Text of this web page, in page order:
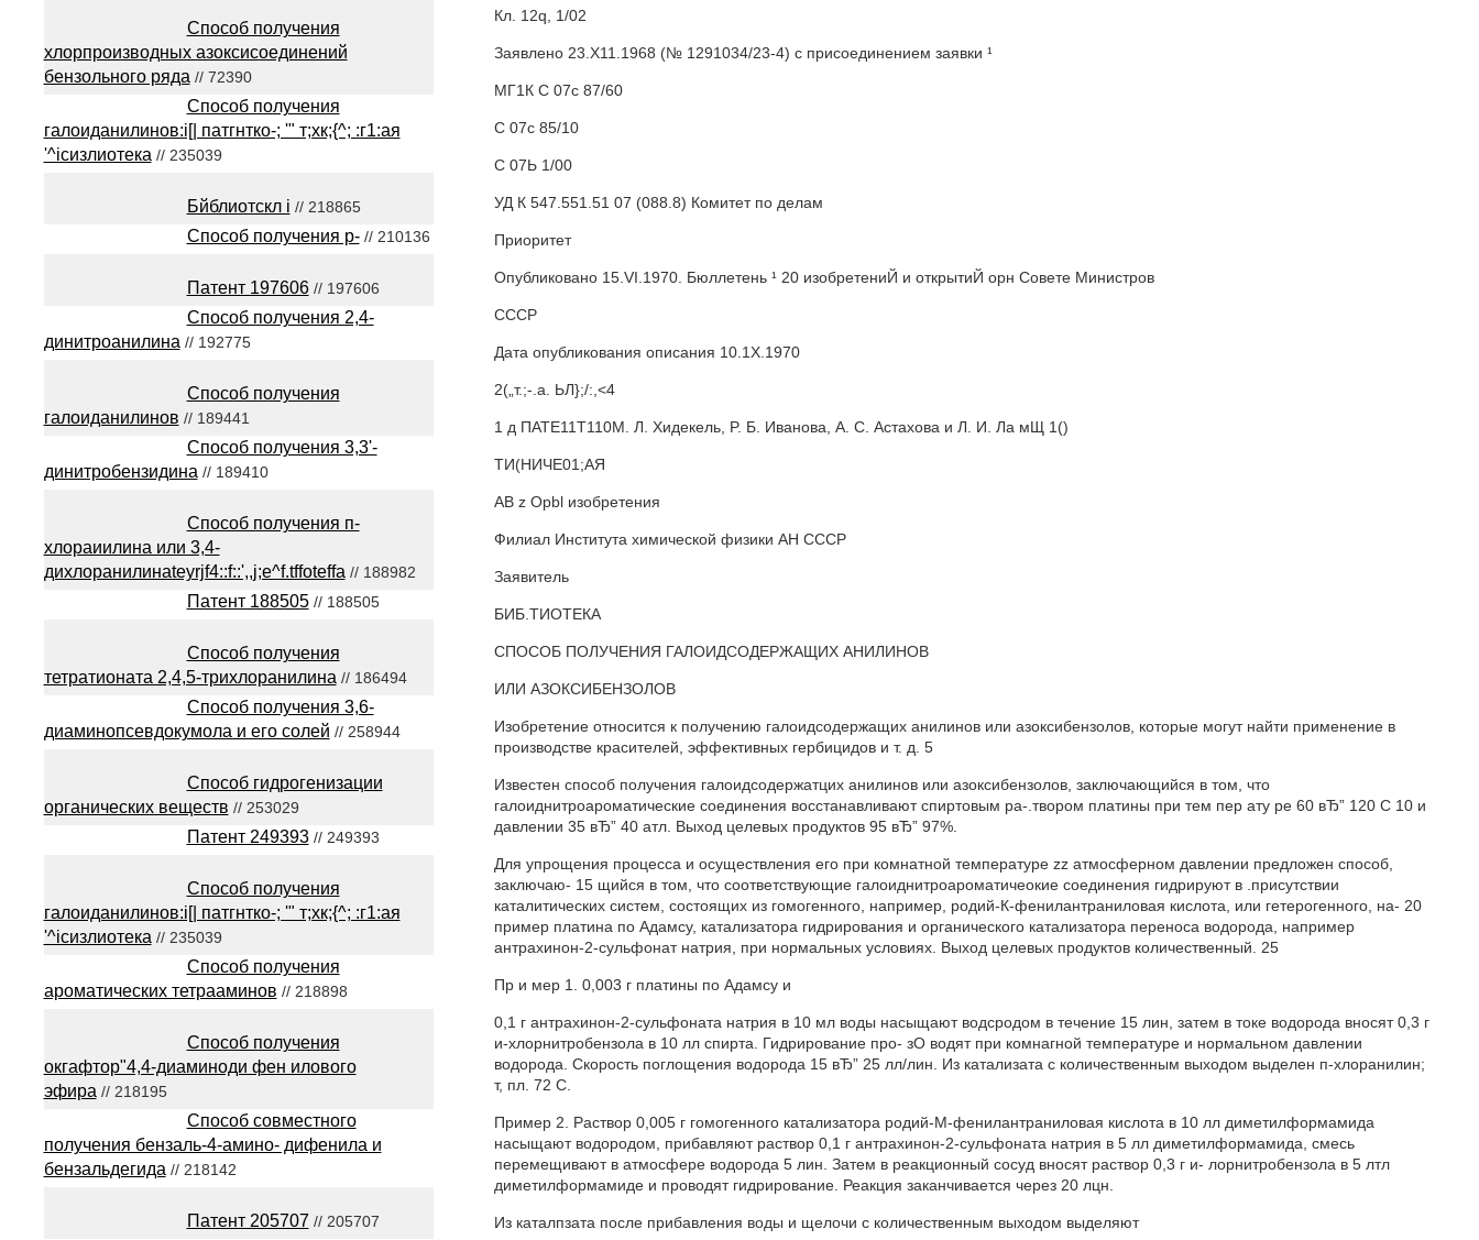
Кл. 12q, 1/02
Заявлено 23.Х11.1968 (№ 1291034/23-4) с присоединением заявки ¹
МГ1К С 07с 87/60
С 07с 85/10
С 07Ь 1/00
УД К 547.551.51 07 (088.8) Комитет по делам
Приоритет
Опубликовано 15.VI.1970. Бюллетень ¹ 20 изобретениЙ и открытиЙ орн Совете Министров
СССР
Дата опубликования описания 10.1Х.1970
2(„т.;-.а. ЬЛ};/:,<4
1 д ПАТЕ11Т110М. Л. Хидекель, P. Б. Иванова, А. С. Астахова и Л. И. Ла мЩ 1()
ТИ(НИЧЕ01;АЯ
AB z Opbl изобретения
Филиал Института химической физики АН СССР
Заявитель
БИБ.ТИОТЕКА
СПОСОБ ПОЛУЧЕНИЯ ГАЛОИДСОДЕРЖАЩИХ АНИЛИНОВ
ИЛИ АЗОКСИБЕНЗОЛОВ
Изобретение относится к получению галоидсодержащих анилинов или азоксибензолов, которые могут найти применение в
производстве красителей, эффективных гербицидов и т. д. 5
Известен способ получения галоидсодержатцих анилинов или азоксибензолов, заключающийся в том, что
галоиднитроароматические соединения восстанавливают спиртовым ра-.твором платины при тем пер ату ре 60 вЂ” 120 С 10 и
давлении 35 вЂ” 40 атл. Выход целевых продуктов 95 вЂ” 97%.
Для упрощения процесса и осуществления его при комнатной температуре zz атмосферном давлении предложен способ,
заключаю- 15 щийся в том, что соответствующие галоиднитроароматичеокие соединения гидрируют в .присутствии
каталитических систем, состоящих из гомогенного, например, родий-К-фенилантраниловая кислота, или гетерогенного, на- 20
пример платина по Адамсу, катализатора гидрирования и органического катализатора переноса водорода, например
антрахинон-2-сульфонат натрия, при нормальных условиях. Выход целевых продуктов количественный. 25
Пр и мер 1. 0,003 г платины по Адамсу и
0,1 г антрахинон-2-сульфоната натрия в 10 мл воды насыщают водсродом в течение 15 лин, затем в токе водорода вносят 0,3 г
и-хлорнитробензола в 10 лл спирта. Гидрирование про- зО водят при комнагной температуре и нормальном давлении
водорода. Скорость поглощения водорода 15 вЂ” 25 лл/лин. Из катализата с количественным выходом выделен п-хлоранилин;
т, пл. 72 С.
Пример 2. Раствор 0,005 г гомогенного катализатора родий-М-фенилантраниловая кислота в 10 лл диметилформамида
насыщают водородом, прибавляют раствор 0,1 г антрахинон-2-сульфоната натрия в 5 лл диметилформамида, смесь
перемещивают в атмосфере водорода 5 лин. Затем в реакционный сосуд вносят раствор 0,3 г и- лорнитробензола в 5 лтл
диметилформамиде и проводят гидрирование. Реакция заканчивается через 20 лцн.
Из каталпзата после прибавления воды и щелочи с количественным выходом выделяют
Способ получения
хлорпроизводных азоксисоединений
бензольного ряда // 72390
Способ получения
галоиданилинов:i[| патгнтко-; '" т;хк;{^; :г1:ая
'^iсизлиотека // 235039
Бйблиотскл i // 218865
Способ получения р-// 210136
Патент 197606// 197606
Способ получения 2,4-
динитроанилина // 192775
Способ получения
галоиданилинов // 189441
Способ получения 3,3'-
динитробензидина // 189410
Способ получения п-
хлораиилина или 3,4-
дихлоранилинаteyrjf4::f::',,j;e^f.tffoteffa // 188982
Патент 188505// 188505
Способ получения
тетратионата 2,4,5-трихлоранилина // 186494
Способ получения 3,6-
диаминопсевдокумола и его солей // 258944
Способ гидрогенизации
органических веществ // 253029
Патент 249393// 249393
Способ получения
галоиданилинов:i[| патгнтко-; '" т;хк;{^; :г1:ая
'^iсизлиотека // 235039
Способ получения
ароматических тетрааминов // 218898
Способ получения
окгафтор"4,4-диаминоди фен илового
эфира // 218195
Способ совместного
получения бензаль-4-амино- дифенила и
бензальдегида // 218142
Патент 205707 // 205707